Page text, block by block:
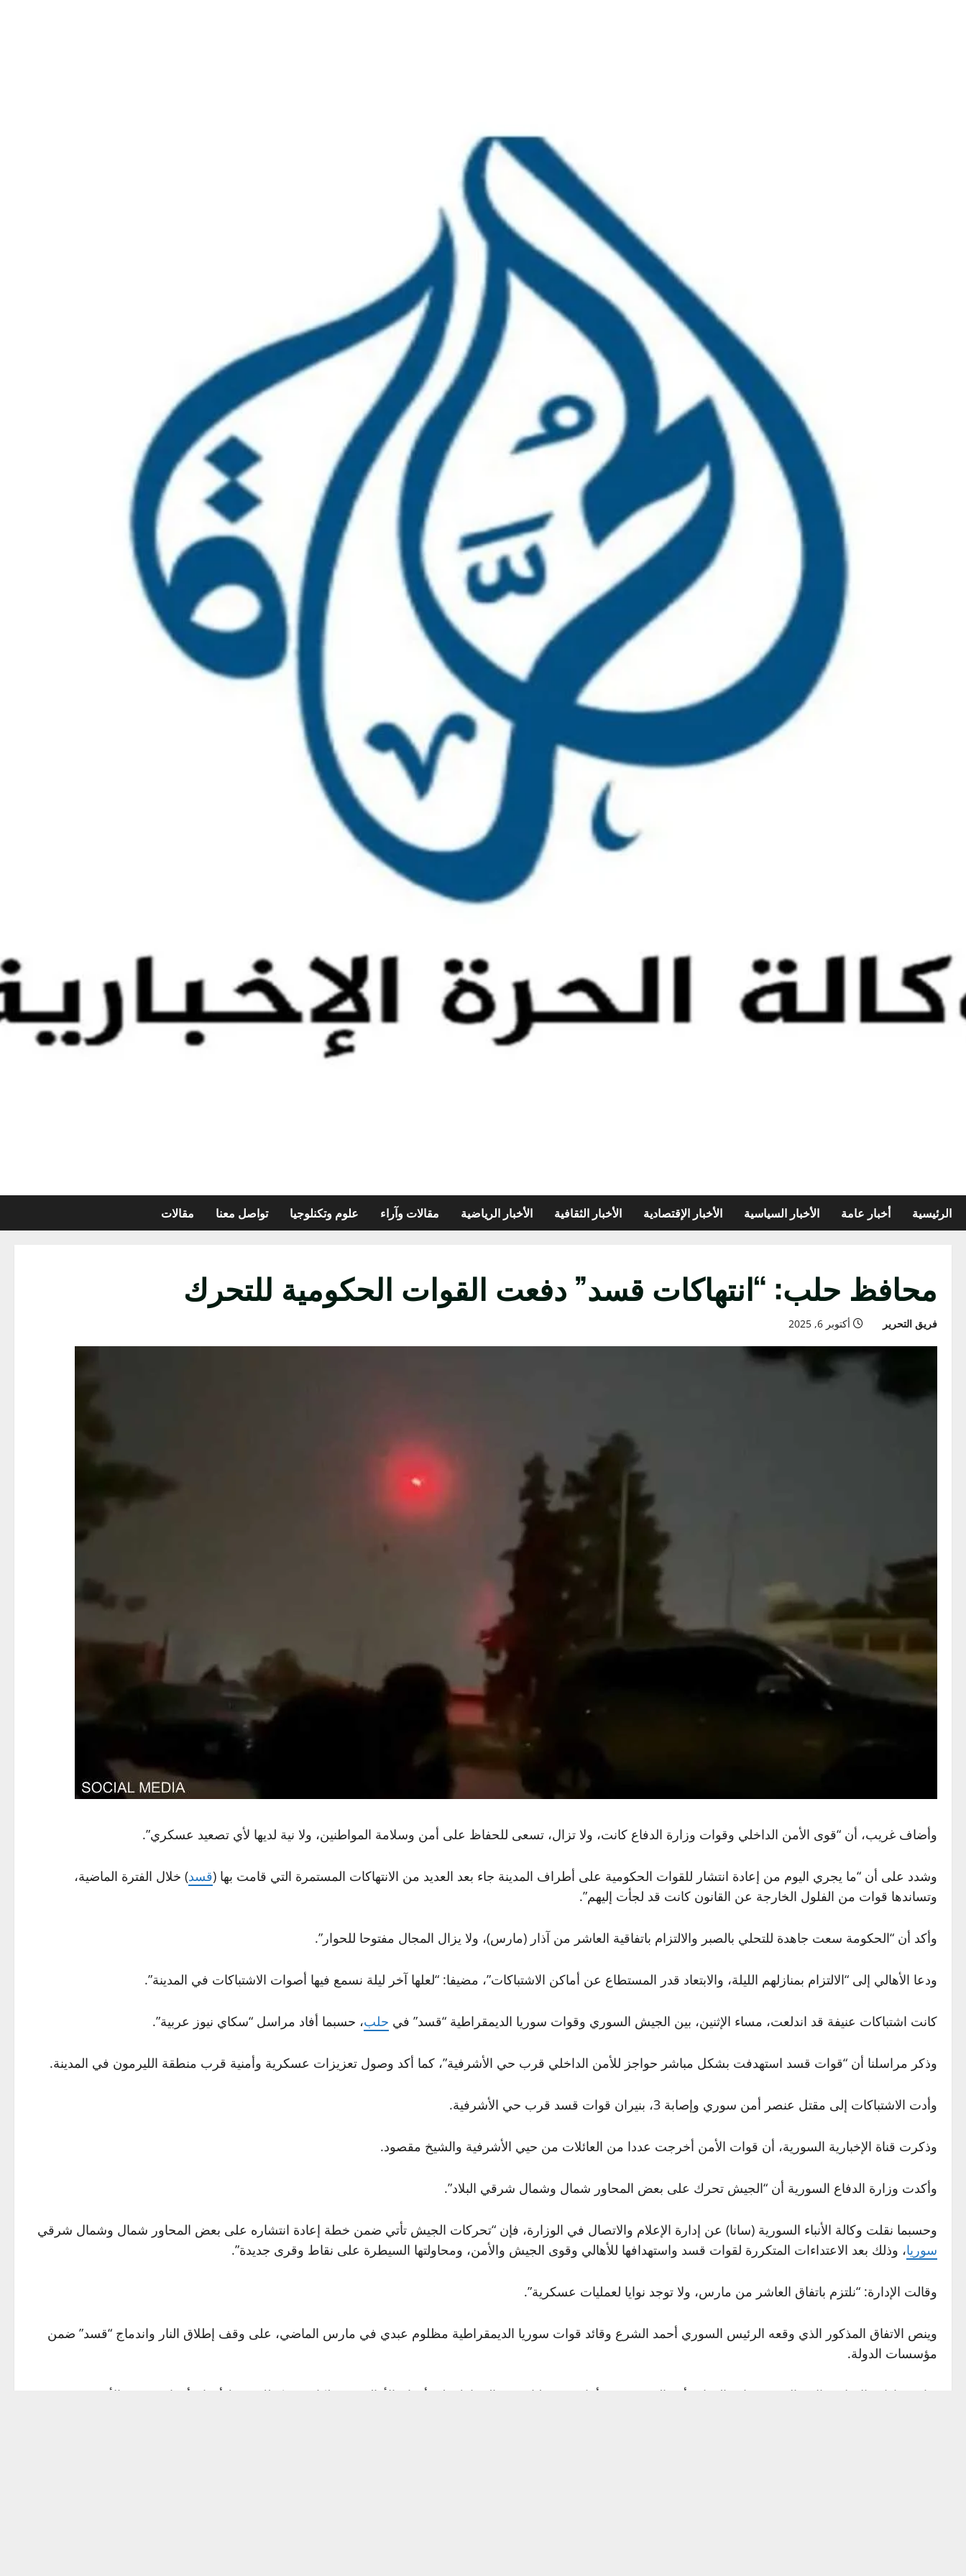
الرئيسية أخبار عامة الأخبار السياسية الأخبار الإقتصادية الأخبار الثقافية الأخبار الرياضية مقالات وآراء علوم وتكنلوجيا تواصل معنا مقالات
محافظ حلب: “انتهاكات قسد” دفعت القوات الحكومية للتحرك
فريق التحرير أكتوبر 6, 2025
وأضاف غريب، أن “قوى الأمن الداخلي وقوات وزارة الدفاع كانت، ولا تزال، تسعى للحفاظ على أمن وسلامة المواطنين، ولا نية لديها لأي تصعيد عسكري”.
وشدد على أن “ما يجري اليوم من إعادة انتشار للقوات الحكومية على أطراف المدينة جاء بعد العديد من الانتهاكات المستمرة التي قامت بها (قسد) خلال الفترة الماضية،
وتساندها قوات من الفلول الخارجة عن القانون كانت قد لجأت إليهم”.
وأكد أن “الحكومة سعت جاهدة للتحلي بالصبر والالتزام باتفاقية العاشر من آذار (مارس)، ولا يزال المجال مفتوحا للحوار”.
ودعا الأهالي إلى “الالتزام بمنازلهم الليلة، والابتعاد قدر المستطاع عن أماكن الاشتباكات”، مضيفا: “لعلها آخر ليلة نسمع فيها أصوات الاشتباكات في المدينة”.
كانت اشتباكات عنيفة قد اندلعت، مساء الإثنين، بين الجيش السوري وقوات سوريا الديمقراطية “قسد” في حلب، حسبما أفاد مراسل “سكاي نيوز عربية”.
وذكر مراسلنا أن “قوات قسد استهدفت بشكل مباشر حواجز للأمن الداخلي قرب حي الأشرفية”، كما أكد وصول تعزيزات عسكرية وأمنية قرب منطقة الليرمون في المدينة.
وأدت الاشتباكات إلى مقتل عنصر أمن سوري وإصابة 3، بنيران قوات قسد قرب حي الأشرفية.
وذكرت قناة الإخبارية السورية، أن قوات الأمن أخرجت عددا من العائلات من حيي الأشرفية والشيخ مقصود.
وأكدت وزارة الدفاع السورية أن “الجيش تحرك على بعض المحاور شمال وشمال شرقي البلاد”.
وحسبما نقلت وكالة الأنباء السورية (سانا) عن إدارة الإعلام والاتصال في الوزارة، فإن “تحركات الجيش تأتي ضمن خطة إعادة انتشاره على بعض المحاور شمال وشمال شرقي
سوريا، وذلك بعد الاعتداءات المتكررة لقوات قسد واستهدافها للأهالي وقوى الجيش والأمن، ومحاولتها السيطرة على نقاط وقرى جديدة”.
وقالت الإدارة: “نلتزم باتفاق العاشر من مارس، ولا توجد نوايا لعمليات عسكرية”.
وينص الاتفاق المذكور الذي وقعه الرئيس السوري أحمد الشرع وقائد قوات سوريا الديمقراطية مظلوم عبدي في مارس الماضي، على وقف إطلاق النار واندماج “قسد” ضمن
مؤسسات الدولة.
وتابعت إدارة الإعلام والاتصال في وزارة الدفاع، أن “الجيش يقف أمام مسؤولياته في الحفاظ على أرواح الأهالي وممتلكاتهم، وكذلك حفظ أرواح أفراده وقوى الأمن من